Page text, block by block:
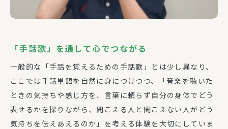
「手話歌」を通して心でつながる
一般的な「手話を覚えるための手話歌」とは少し異なり、
ここでは手話単語を自然に身につけつつ、「音楽を聴いた
ときの気持ちや感じ方を、言葉に頼らず自分の身体でどう
表せるかを探りながら、聞こえる人と聞こえない人がどう
気持ちを伝えあえるのか」を考える体験を大切にしていま